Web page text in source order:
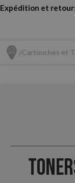
Expédition et
Cartouches et